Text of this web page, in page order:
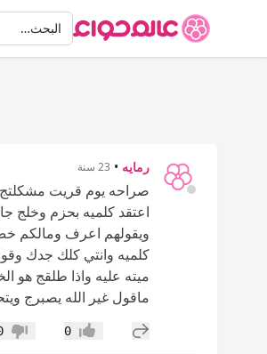
البحثالبحث…
رمايه • 23 سنة
صراحه يوم قريت مشكلتج
اعتقد كلميه بحزم وخلج
ويقولهم اعرف ومالكم
كلميه وانتي كلك جدك
ميته عليه واذا طلقج هو
ماقول غير الله يصبرج
إضافة رد جديد
إعجاب0 عدم